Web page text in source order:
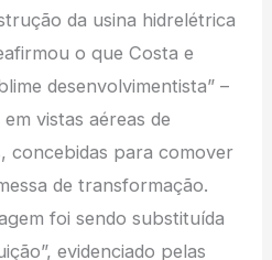
da usina hidrelétrica
o que Costa e
desenvolvimentista” –
vistas aéreas de
concebidas para comover
de transformação.
foi sendo substituída
evidenciado pelas